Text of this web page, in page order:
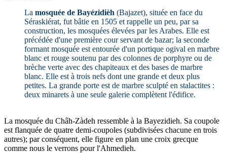
La mosquée de Bayézidièh (Bajazet), située en face du
Séraskiérat, fut bâtie en 1505 et rappelle un peu, par sa
construction, les mosquées élevées par les Arabes. Elle est
précédée d'une première cour servant de bazar; la seconde
formant mosquée est entourée d'un portique ogival en marbre
blanc et rouge soutenu par des colonnes de porphyre ou de
brèche verte avec des chapiteaux et des bases de marbre
blanc. Elle est à trois nefs dont une grande et deux plus
petites. La grande porte est de marbre sculpté en stalactites :
deux minarets à une seule galerie complètent l'édifice.
La mosquée du Châh-Zàdeh ressemble à la Bayezidieh. Sa coupole
est flanquée de quatre demi-coupoles (subdivisées chacune en trois
autres); par conséquent, elle figure en plan une croix grecque
comme nous le verrons pour l'Ahmedieh.